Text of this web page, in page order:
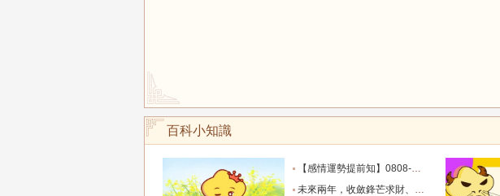
百科小知識
【感情運勢提前知】0808-0814感情運勢：在自己的能力和現實目標有差距時，越是要克己隱忍_內心_藍姐_狀態
未來兩年，收斂鋒芒求財、家境慢慢變好的四大星座！富貴纏身_合作_機會_獅子座